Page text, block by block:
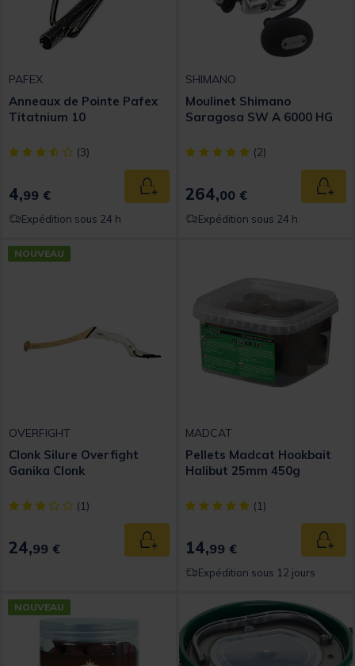
PAFEX
Anneaux de Pointe Pafex
Titatnium 10
[object Object] out of 5 Customer Rating
(3)
4,99 € Ajouter au panier
Expédition sous 24 h
SHIMANO
Moulinet Shimano
Saragosa SW A 6000 HG
[object Object] out of 5
(2)
264,00 €
Expédition sous 24 h
NOUVEAU
OVERFIGHT
Clonk Silure Overfight
Ganika Clonk
[object Object] out of 5 Customer Rating
(1)
24,99 € Ajouter au panier
MADCAT
Pellets Madcat Hookbait
Halibut 25mm 450g
[object Object] out of 5
(1)
14,99 €
Expédition sous 12 jours
NOUVEAU